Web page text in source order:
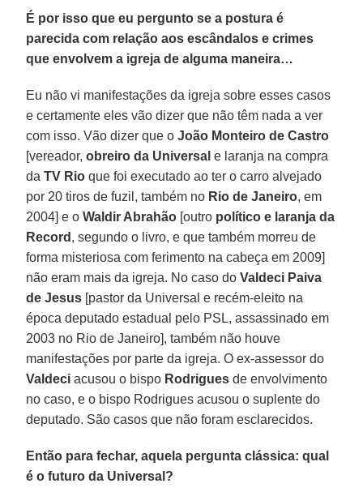
É por isso que eu pergunto se a postura é
parecida com relação aos escândalos e crimes
que envolvem a igreja de alguma maneira…
Eu não vi manifestações da igreja sobre esses casos
e certamente eles vão dizer que não têm nada a ver
com isso. Vão dizer que oJoão Monteiro de Castro
[vereador,obreiro da Universal e laranja na compra
daTV Rio que foi executado ao ter o carro alvejado
por 20 tiros de fuzil, também no Rio de Janeiro, em
2004] e oWaldir Abrahão [outro político e laranja da
Record , segundo o livro, e que também morreu de
forma misteriosa com ferimento na cabeça em 2009]
não eram mais da igreja. No caso doValdeci Paiva
de Jesus [pastor da Universal e recém-eleito na
época deputado estadual pelo PSL, assassinado em
2003 no Rio de Janeiro], também não houve
manifestações por parte da igreja. O ex-assessor do
Valdeci acusou o bispo Rodrigues de envolvimento
no caso, e o bispo Rodrigues acusou o suplente do
deputado. São casos que não foram esclarecidos.
Então para fechar, aquela pergunta clássica: qual
é o futuro da Universal?